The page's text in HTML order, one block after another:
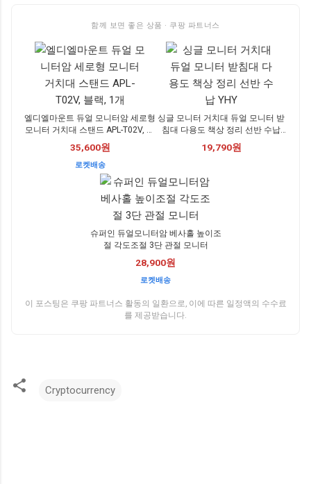
함께 보면 좋은 상품 · 쿠팡 파트너스
엘디엘마운트 듀얼 모니터암 세로형
모니터 거치대 스탠드 APL-T02V, 블
35,600원
로켓배송
싱글 모니터 거치대 듀얼 모니터 받
침대 다용도 책상 정리 선반 수납
19,790원
슈퍼인 듀얼모니터암 베사홀 높이조
절 각도조절 3단 관절 모니터
28,900원
로켓배송
이 포스팅은 쿠팡 파트너스 활동의 일환으로, 이에 따른 일정액의 수수료
를 제공받습니다.
Cryptocurrency